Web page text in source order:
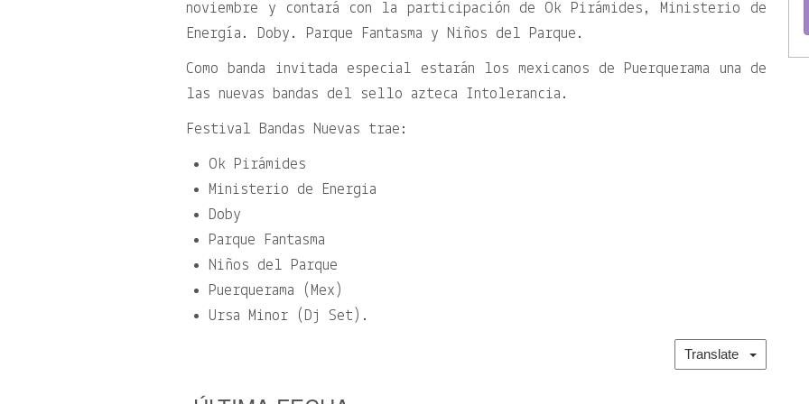
noviembre y contará con la participación de Ok Pirámides, Ministerio de
Energía. Doby. Parque Fantasma y Niños del Parque.
Como banda invitada especial estarán los mexicanos de Puerquerama una de
las nuevas bandas del sello azteca Intolerancia.
Festival Bandas Nuevas trae:
Ok Pirámides
Ministerio de Energia
Doby
Parque Fantasma
Niños del Parque
Puerquerama (Mex)
Ursa Minor (Dj Set).
Translate